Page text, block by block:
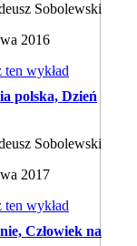
Sobolewski
2016
wykład
polska, Dzień
Sobolewski
2017
wykład
Człowiek na